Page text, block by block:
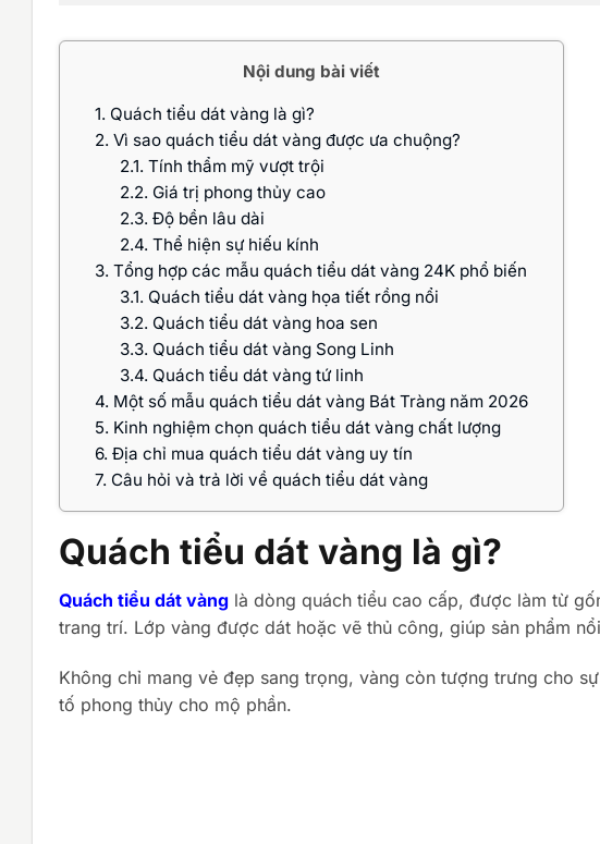
Nội dung bài viết
1. Quách tiểu dát vàng là gì?
2. Vì sao quách tiểu dát vàng được ưa chuộng?
2.1. Tính thẩm mỹ vượt trội
2.2. Giá trị phong thủy cao
2.3. Độ bền lâu dài
2.4. Thể hiện sự hiếu kính
3. Tổng hợp các mẫu quách tiểu dát vàng 24K phổ biến
3.1. Quách tiểu dát vàng họa tiết rồng nổi
3.2. Quách tiểu dát vàng hoa sen
3.3. Quách tiểu dát vàng Song Linh
3.4. Quách tiểu dát vàng tứ linh
4. Một số mẫu quách tiểu dát vàng Bát Tràng năm 2026
5. Kinh nghiệm chọn quách tiểu dát vàng chất lượng
6. Địa chỉ mua quách tiểu dát vàng uy tín
7. Câu hỏi và trả lời về quách tiểu dát vàng
Quách tiểu dát vàng là gì?
Quách tiểu dát vàng là dòng quách tiểu cao cấp, được làm từ
trang trí. Lớp vàng được dát hoặc vẽ thủ công, giúp sản phẩm
Không chỉ mang vẻ đẹp sang trọng, vàng còn tượng trưng cho
tố phong thủy cho mộ phần.